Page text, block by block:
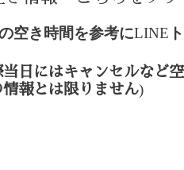
空き時間を参考にLINE
日にはキャンセルなど
報とは限りません)